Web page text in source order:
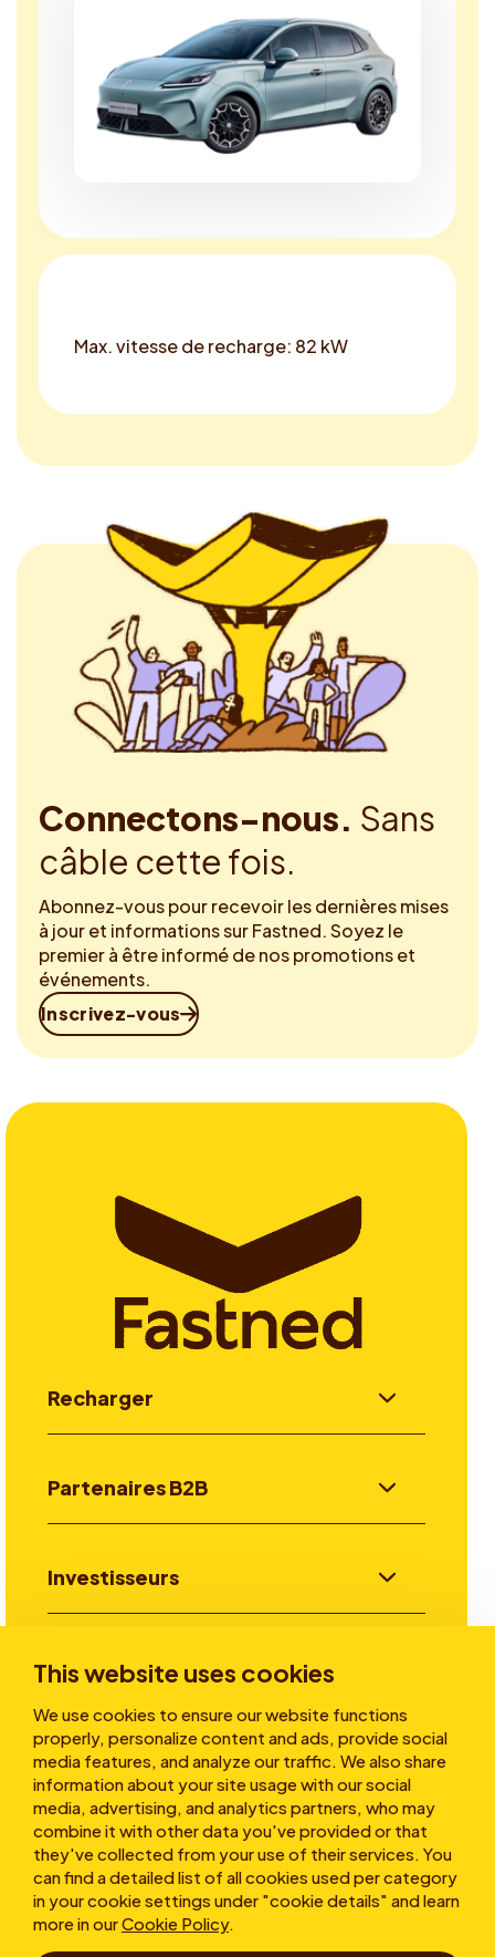
This website uses cookies
We use cookies to ensure our website functions
properly, personalize content and ads, provide social
media features, and analyze our traffic. We also share
information about your site usage with our social
media, advertising, and analytics partners, who may
combine it with other data you've provided or that
they've collected from your use of their services. You
can find a detailed list of all cookies used per category
in your cookie settings under "cookie details" and learn
more in ourCookie Policy.
Max. vitesse de recharge: 82 kW
Connectons-nous. Sans
câble cette fois.
Abonnez-vous pour recevoir les dernières mises
à jour et informations sur Fastned. Soyez le
premier à être informé de nos promotions et
événements.
Inscrivez-vous
Recharger
Partenaires B2B
Investisseurs
Aller plus loin
A propos
Conditions d’utilisation